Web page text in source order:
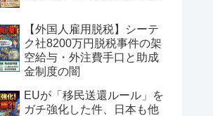
【外国人雇用脱税】シーテ
ク社8200万円脱税事件の架
空給与・外注費手口と助成
金制度の闇
EUが「移民送還ルール」を
ガチ強化した件、日本も他